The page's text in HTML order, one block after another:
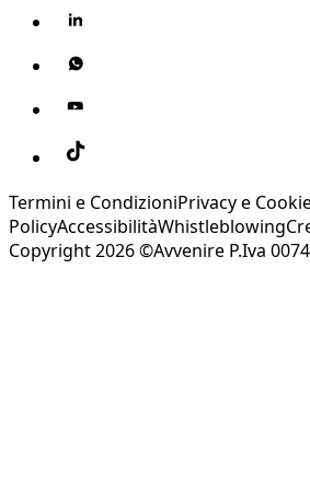
Termini e CondizioniPrivacy e
PolicyAccessibilitàWhistleblowing
Copyright 2026 ©Avvenire P.Iva